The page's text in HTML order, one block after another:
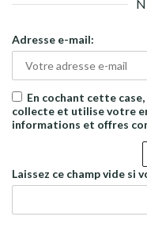
Adresse e-mail:
En cochant cette
collecte et utilise votre
informations et offres
Laissez ce champ vide si